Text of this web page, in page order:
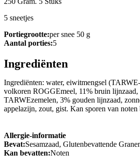
5 sneetjes
Portiegrootte:per snee 50 g
Aantal porties:5
Ingrediënten
Ingrediënten: water, eiwitmengsel
volkoren ROGGEmeel, 11% bruin lijnzaad,
TARWEzemelen, 3% gouden lijnzaad,
appelazijn, zout, gist. Kan sporen van noten
Allergie-informatie
Bevat:Sesamzaad, Glutenbevattende
Kan bevatten:Noten